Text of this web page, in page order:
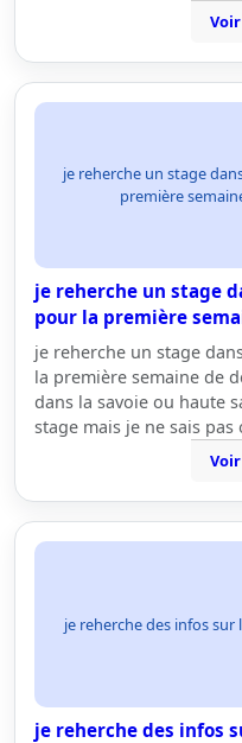
je reherche un stage
première
je reherche un stage
pour la première
je reherche un stage
la première semaine de
dans la savoie ou haute
stage mais je ne sais
je reherche des infos
je reherche des infos